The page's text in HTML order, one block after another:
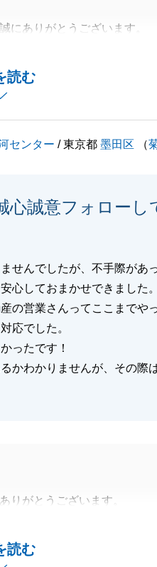
読む
にありがとうございます。
してこれ以上の喜びはござ
センター / 東京都墨田区 （
心誠意フォローし
せんでしたが、不手際があ
心しておまかせできました。
の営業さんってここまでや
応でした。
ったです！
かわかりませんが、その際
読む
りがとうございます。
尽力してまいります。